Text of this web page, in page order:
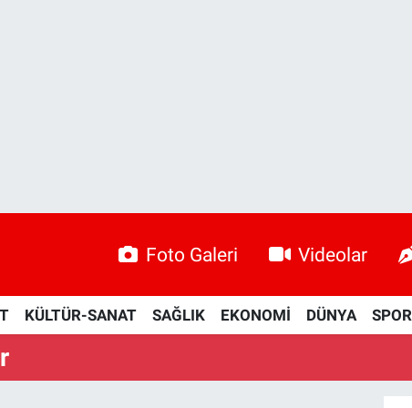
Foto Galeri Videolar
KÜLTÜR-SANAT SAĞLIK EKONOMİ DÜNYA SPOR